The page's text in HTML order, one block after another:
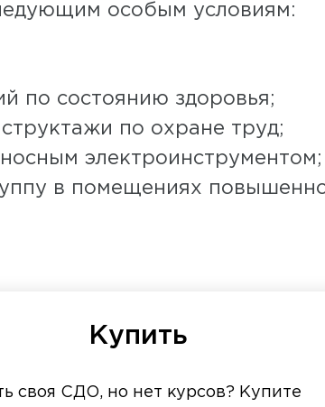
особым условиям:
по состоянию здоровья;
по охране труд;
электроинструментом;
в помещениях
Купить
своя СДО, но нет курсов? Купите